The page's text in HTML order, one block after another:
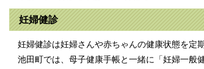
妊婦健診
妊婦健診は妊婦さんや赤ちゃんの健康状態を定
池田町では、母子健康手帳と一緒に「妊婦一般